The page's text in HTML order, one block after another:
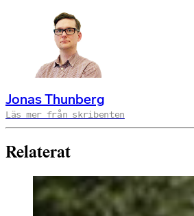
Jonas Thunberg
Läs mer från skribenten
Relaterat